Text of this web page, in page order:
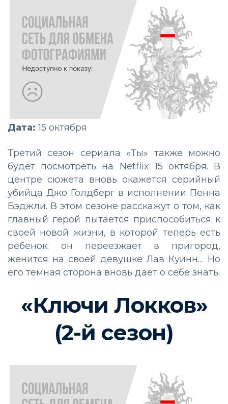
Дата: 15 октября
Третий сезон сериала «Ты» также можно
будет посмотреть на Netflix 15 октября. В
центре сюжета вновь окажется серийный
убийца Джо Голдберг в исполнении Пенна
Бэджли. В этом сезоне расскажут о том, как
главный герой пытается приспособиться к
своей новой жизни, в которой теперь есть
ребенок: он переезжает в пригород,
женится на своей девушке Лав Куинн… Но
его темная сторона вновь дает о себе знать.
«Ключи Локков»
(2-й сезон)